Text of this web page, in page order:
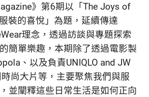
》第6期以「The Joys of
裝的喜悅」為題，延續傳達
理念，透過訪談與專題探索
簡單樂趣，本期除了透過電影製
、以及負責UNIQLO and JW
尚大片等，主要聚焦我們與服
並闡釋這些日常生活是如何正向